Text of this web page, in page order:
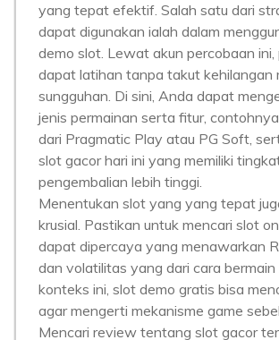
yang tepat efektif. Salah satu dari
dapat digunakan ialah dalam
demo slot. Lewat akun percobaan ini,
dapat latihan tanpa takut kehilangan
sungguhan. Di sini, Anda dapat
jenis permainan serta fitur,
dari Pragmatic Play atau PG Soft,
slot gacor hari ini yang memiliki
pengembalian lebih tinggi.
Menentukan slot yang yang tepat
krusial. Pastikan untuk mencari slot
dapat dipercaya yang menawarkan
dan volatilitas yang dari cara bermain
konteks ini, slot demo gratis bisa
agar mengerti mekanisme game
Mencari review tentang slot gacor